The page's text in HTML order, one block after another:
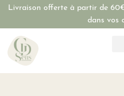
Livraison offerte à partir de
dans vos